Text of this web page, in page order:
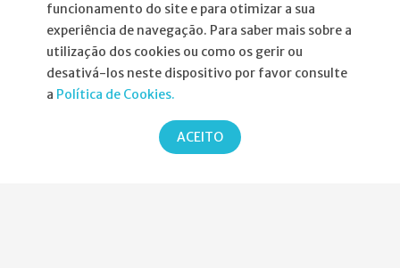
funcionamento do site e para otimizar a sua
experiência de navegação. Para saber mais sobre a
utilização dos cookies ou como os gerir ou
desativá-los neste dispositivo por favor consulte
a Política de Cookies.
ACEITO
Parcerias